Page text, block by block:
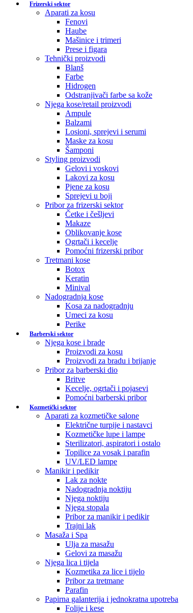
Frizerski sektor
Aparati za kosu
Fenovi
Haube
Mašinice i trimeri
Prese i figara
Tehnički proizvodi
Blanš
Farbe
Hidrogen
Odstranjivači farbe sa kože
Njega kose/retail proizvodi
Ampule
Balzami
Losioni, sprejevi i serumi
Maske za kosu
Šamponi
Styling proizvodi
Gelovi i voskovi
Lakovi za kosu
Pjene za kosu
Sprejevi u boji
Pribor za frizerski sektor
Četke i češljevi
Makaze
Oblikovanje kose
Ogrtači i kecelje
Pomoćni frizerski pribor
Tretmani kose
Botox
Keratin
Minival
Nadogradnja kose
Kosa za nadogradnju
Umeci za kosu
Perike
Barberski sektor
Njega kose i brade
Proizvodi za kosu
Proizvodi za bradu i brijanje
Pribor za barberski dio
Britve
Kecelje, ogrtači i pojasevi
Pomoćni barberski pribor
Kozmetički sektor
Aparati za kozmetičke salone
Električne turpije i nastavci
Kozmetičke lupe i lampe
Sterilizatori, aspiratori i ostalo
Topilice za vosak i parafin
UV/LED lampe
Manikir i pedikir
Lak za nokte
Nadogradnja noktiju
Njega noktiju
Njega stopala
Pribor za manikir i pedikir
Trajni lak
Masaža i Spa
Ulja za masažu
Gelovi za masažu
Njega lica i tijela
Kozmetika za lice i tijelo
Pribor za tretmane
Parafin
Papirna galanterija i jednokratna upotreba
Folije i kese